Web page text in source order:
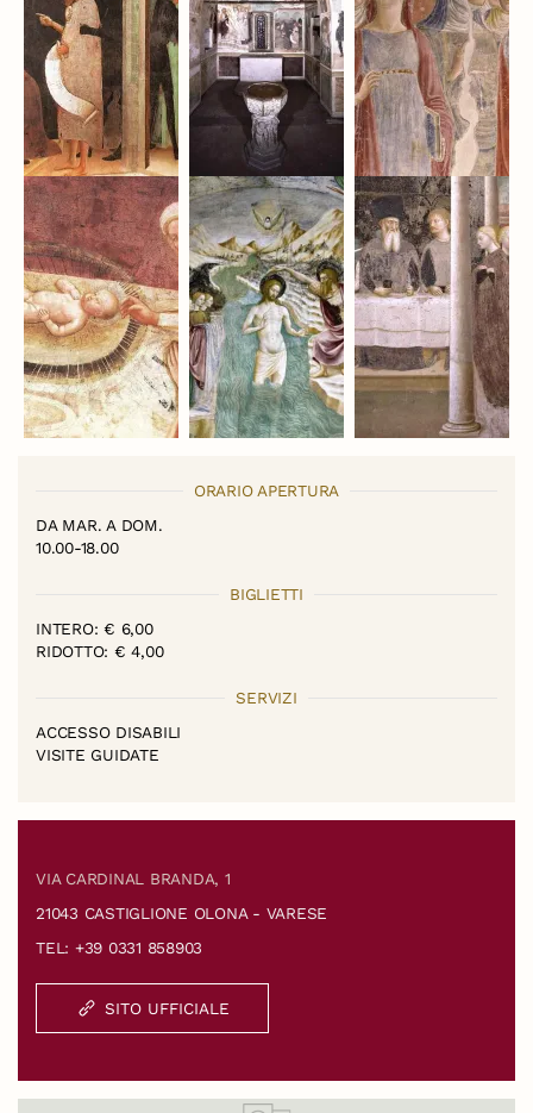
ORARIO APERTURA
DA MAR. A DOM.
10.00-18.00
BIGLIETTI
INTERO: € 6,00
RIDOTTO: € 4,00
SERVIZI
ACCESSO DISABILI
VISITE GUIDATE
VIA CARDINAL BRANDA, 1
21043 CASTIGLIONE OLONA - VARESE
TEL: +39 0331 858903
SITO UFFICIALE